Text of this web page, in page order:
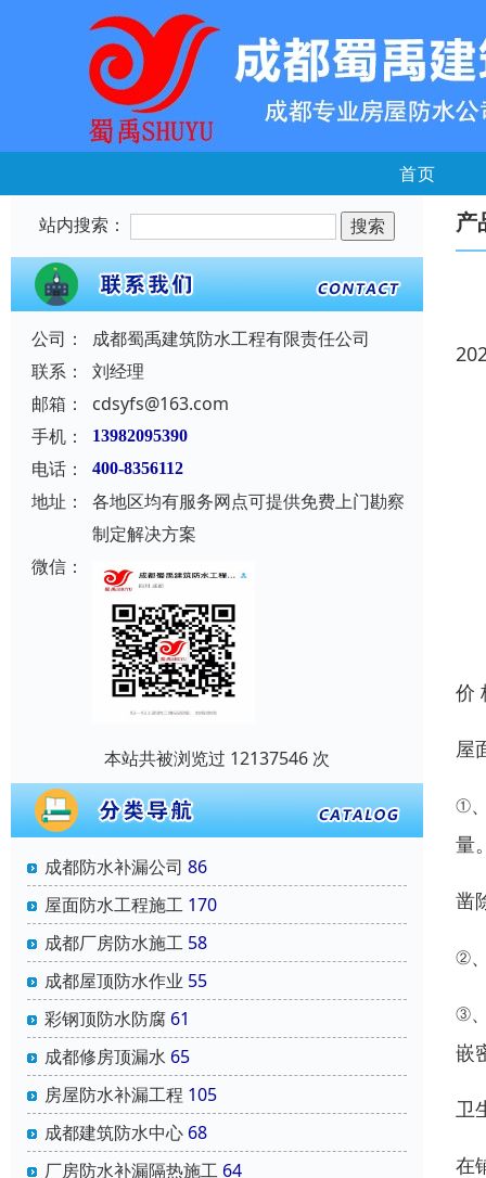
首页
站内搜索：
公司：
成都蜀禹建筑防水工程有限责任公司
联系：
刘经理
邮箱：
cdsyfs@163.com
手机：
13982095390
电话： 400-8356112
地址：
各地区均有服务网点可提供免费上门勘察
制定解决方案
微信：
本站共被浏览过 12137546 次
成都防水补漏公司 86
屋面防水工程施工 170
成都厂房防水施工 58
成都屋顶防水作业 55
彩钢顶防水防腐 61
成都修房顶漏水 65
房屋防水补漏工程 105
成都建筑防水中心 68
厂房防水补漏隔热施工 64
产
价
屋
①
量
凿
②
③
嵌
卫
在